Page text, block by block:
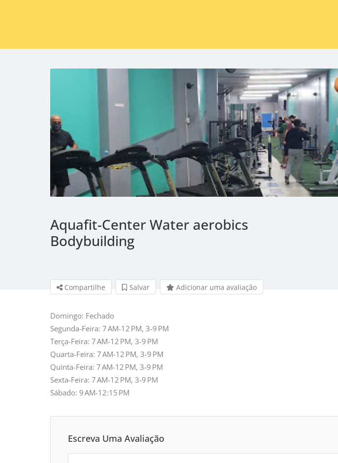
Aquafit-Center Water aerobics
Bodybuilding
Compartilhe Salvar Adicionar uma avaliação
Domingo: Fechado
Segunda-Feira: 7 AM-12 PM, 3-9 PM
Terça-Feira: 7 AM-12 PM, 3-9 PM
Quarta-Feira: 7 AM-12 PM, 3-9 PM
Quinta-Feira: 7 AM-12 PM, 3-9 PM
Sexta-Feira: 7 AM-12 PM, 3-9 PM
Sábado: 9 AM-12:15 PM
Escreva Uma Avaliação